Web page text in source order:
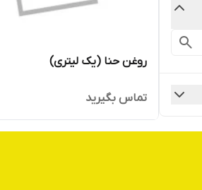
روغن حنا (یک لیتری)
تماس بگیرید